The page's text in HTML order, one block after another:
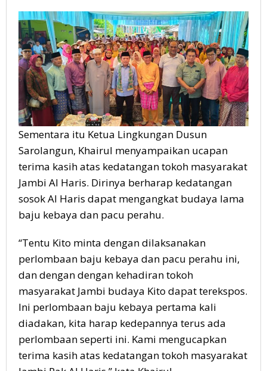
Sementara itu Ketua Lingkungan Dusun
Sarolangun, Khairul menyampaikan ucapan
terima kasih atas kedatangan tokoh masyarakat
Jambi Al Haris. Dirinya berharap kedatangan
sosok Al Haris dapat mengangkat budaya lama
baju kebaya dan pacu perahu.
“Tentu Kito minta dengan dilaksanakan
perlombaan baju kebaya dan pacu perahu ini,
dan dengan dengan kehadiran tokoh
masyarakat Jambi budaya Kito dapat terekspos.
Ini perlombaan baju kebaya pertama kali
diadakan, kita harap kedepannya terus ada
perlombaan seperti ini. Kami mengucapkan
terima kasih atas kedatangan tokoh masyarakat